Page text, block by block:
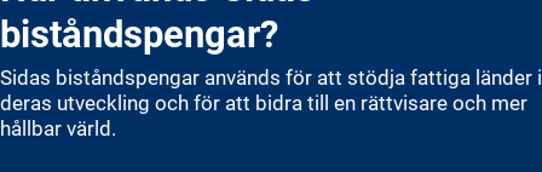
biståndspengar?
Sidas biståndspengar används för att stödja fattiga länder i
deras utveckling och för att bidra till en rättvisare och mer
hållbar värld.